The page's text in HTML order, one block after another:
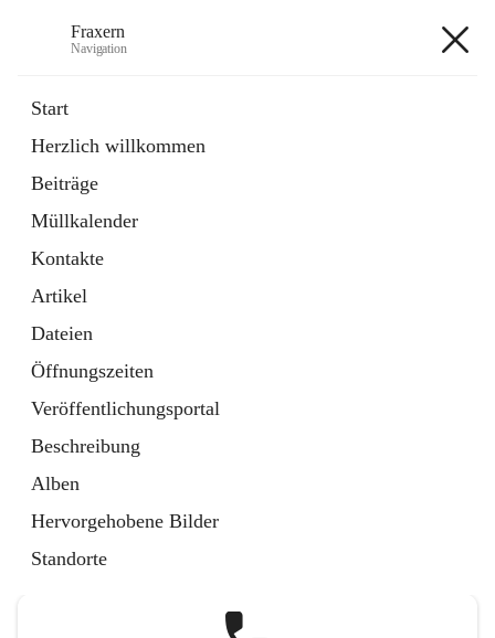
Fraxern
Navigation
Start
Herzlich willkommen
Beiträge
Müllkalender
Kontakte
Artikel
Dateien
Öffnungszeiten
Veröffentlichungsportal
Beschreibung
Alben
Hervorgehobene Bilder
Standorte
Ordner
in
Tab
Formulare
Artikel
öffnet
in
neuem
Tab